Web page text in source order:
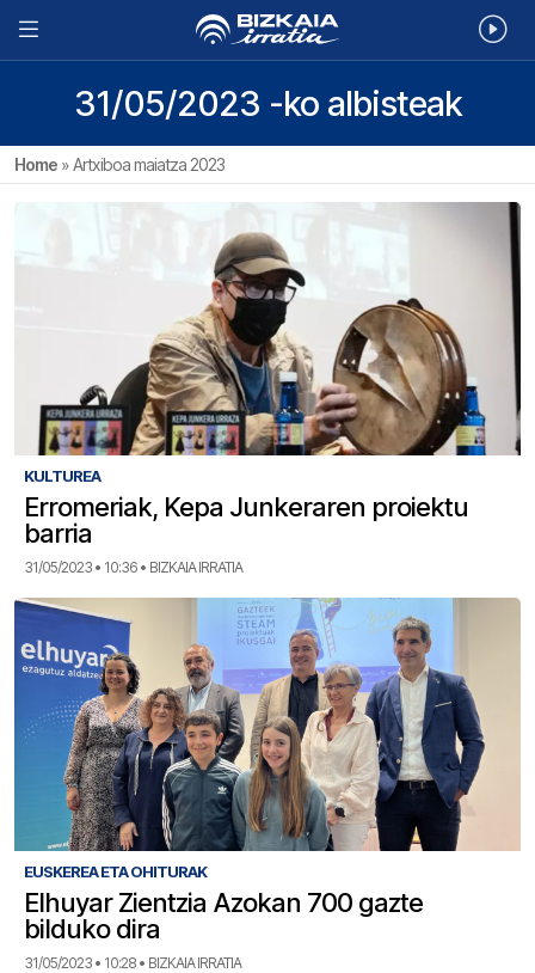
31/05/2023 -ko albisteak
Home »Artxiboa maiatza 2023
KULTUREA
Erromeriak, Kepa Junkeraren proiektu
barria
31/05/2023 • 10:36 • BIZKAIA IRRATIA
EUSKEREA ETA OHITURAK
Elhuyar Zientzia Azokan 700 gazte
bilduko dira
31/05/2023 • 10:28 • BIZKAIA IRRATIA